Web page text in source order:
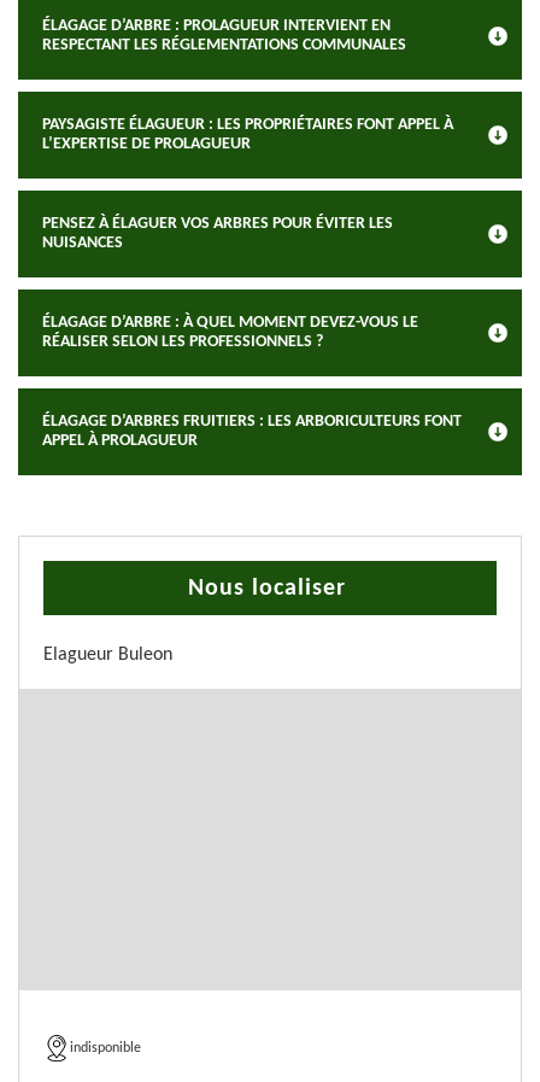
ÉLAGAGE D’ARBRE : PROLAGUEUR INTERVIENT EN
RESPECTANT LES RÉGLEMENTATIONS COMMUNALES
PAYSAGISTE ÉLAGUEUR : LES PROPRIÉTAIRES FONT APPEL À
L’EXPERTISE DE PROLAGUEUR
PENSEZ À ÉLAGUER VOS ARBRES POUR ÉVITER LES
NUISANCES
ÉLAGAGE D’ARBRE : À QUEL MOMENT DEVEZ-VOUS LE
RÉALISER SELON LES PROFESSIONNELS ?
ÉLAGAGE D’ARBRES FRUITIERS : LES ARBORICULTEURS FONT
APPEL À PROLAGUEUR
Nous localiser
Elagueur Buleon
indisponible